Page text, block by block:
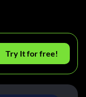
Try It for free!